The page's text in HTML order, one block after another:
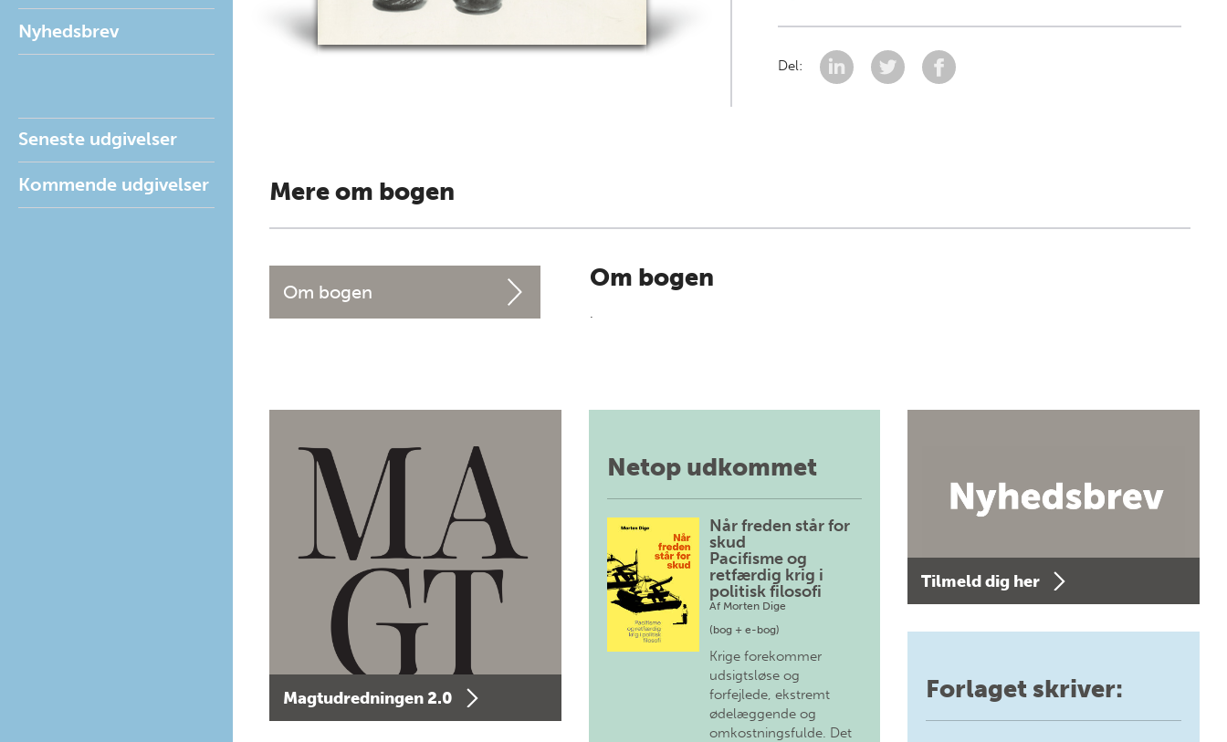
Nyhedsbrev
Seneste udgivelser
Kommende udgivelser
Del:
Mere om bogen
Om bogen Om bogen
.
Magtudredningen 2.0
Netop udkommet
Når freden står for
skud
Pacifisme og
retfærdig krig i
politisk filosofi
Af Morten Dige
(bog + e-bog)
Krige forekommer
udsigtsløse og
forfejlede, ekstremt
ødelæggende og
omkostningsfulde. Det
Tilmeld dig her
Forlaget skriver: